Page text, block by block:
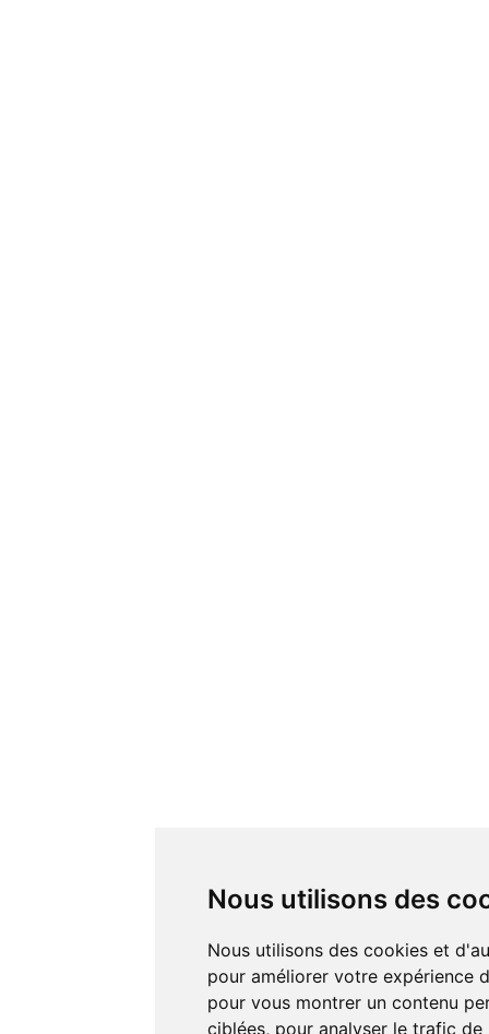
Nous utilisons des
Nous utilisons des cookies et d'autres technologies de suivi
pour améliorer votre expérience
pour vous montrer un contenu
ciblées, pour analyser le trafic